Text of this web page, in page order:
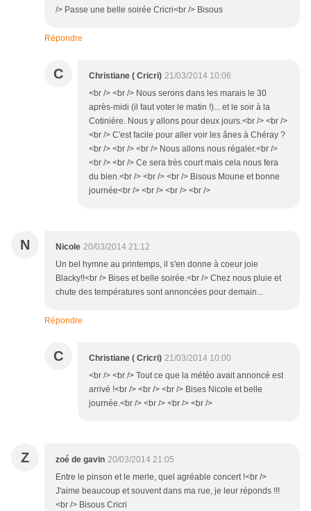
/> Passe une belle soirée Cricri<br /> Bisous
Répondre
C Christiane ( Cricri) 21/03/2014 10:06
<br /> <br /> Nous serons dans les marais le 30
après-midi (il faut voter le matin !)... et le soir à la
Cotinière. Nous y allons pour deux jours.<br /> <br />
<br /> C'est facile pour aller voir les ânes à Chéray ?
<br /> <br /> <br /> Nous allons nous régaler.<br />
<br /> <br /> Ce sera très court mais cela nous fera
du bien.<br /> <br /> <br /> Bisous Moune et bonne
journée<br /> <br /> <br /> <br />
N Nicole 20/03/2014 21:12
Un bel hymne au printemps, il s'en donne à coeur joie
Blacky!!<br /> Bises et belle soirée.<br /> Chez nous pluie et
chute des températures sont annoncées pour demain...
Répondre
C Christiane ( Cricri) 21/03/2014 10:00
<br /> <br /> Tout ce que la météo avait annoncé est
arrivé !<br /> <br /> <br /> Bises Nicole et belle
journée.<br /> <br /> <br /> <br />
Z zoé de gavin 20/03/2014 21:05
Entre le pinson et le merle, quel agréable concert !<br />
J'aime beaucoup et souvent dans ma rue, je leur réponds !!!
<br /> Bisous Cricri